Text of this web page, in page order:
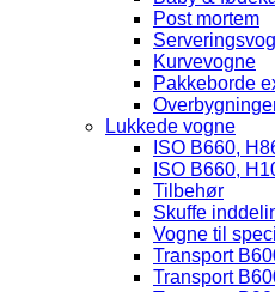
Post mortem
Kurvevogne
Pakkeborde
Lukkede vogne
ISO B660,
ISO B660,
Tilbehør
Skuffe
Vogne til
Transport
Transport